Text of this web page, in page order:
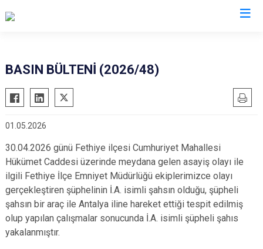
BASIN BÜLTENİ (2026/48)
01.05.2026
30.04.2026 günü Fethiye ilçesi Cumhuriyet Mahallesi
Hükümet Caddesi üzerinde meydana gelen asayiş olayı ile
ilgili Fethiye İlçe Emniyet Müdürlüğü ekiplerimizce olayı
gerçekleştiren şüphelinin İ.A. isimli şahsın olduğu, şüpheli
şahsın bir araç ile Antalya iline hareket ettiği tespit edilmiş
olup yapılan çalışmalar sonucunda İ.A. isimli şüpheli şahıs
yakalanmıştır.